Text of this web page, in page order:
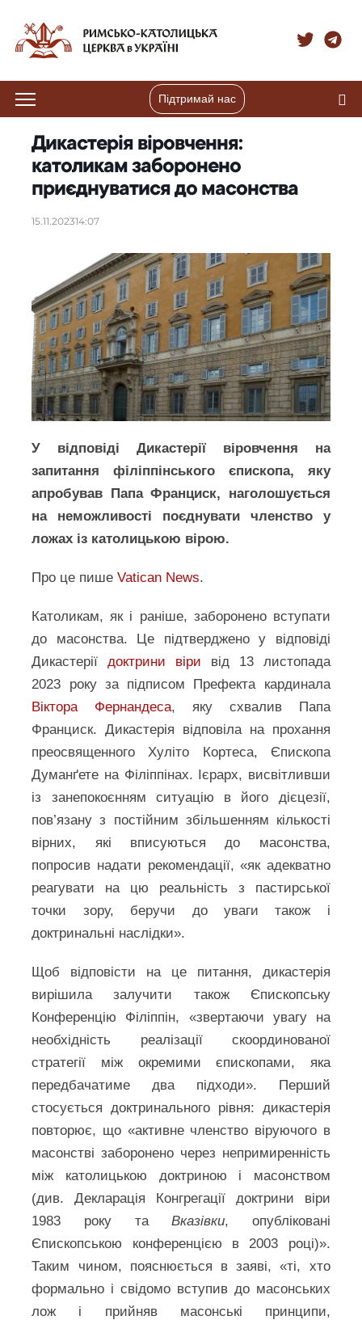
Підтримай нас
Дикастерія віровчення:
католикам заборонено
приєднуватися до масонства
15.11.202314:07
У відповіді Дикастерії віровчення на
запитання філіппінського єпископа, яку
апробував Папа Франциск, наголошується
на неможливості поєднувати членство у
ложах із католицькою вірою.
Про це пишеVatican News.
Католикам, як і раніше, заборонено вступати
до масонства. Це підтверджено у відповіді
Дикастерії доктрини віри від 13 листопада
2023 року за підписом Префекта кардинала
Віктора Фернандеса, яку схвалив Папа
Франциск. Дикастерія відповіла на прохання
преосвященного Хуліто Кортеса, Єпископа
Думанґете на Філіппінах. Ієрарх, висвітливши
із занепокоєнням ситуацію в його дієцезії,
пов’язану з постійним збільшенням кількості
вірних, які вписуються до масонства,
попросив надати рекомендації, «як адекватно
реагувати на цю реальність з пастирської
точки зору, беручи до уваги також і
доктринальні наслідки».
Щоб відповісти на це питання, дикастерія
вирішила залучити також Єпископську
Конференцію Філіппін, «звертаючи увагу на
необхідність реалізації скоординованої
стратегії між окремими єпископами, яка
передбачатиме два підходи». Перший
стосується доктринального рівня: дикастерія
повторює, що «активне членство віруючого в
масонстві заборонено через непримиренність
між католицькою доктриною і масонством
(див. Декларація Конгрегації доктрини віри
1983 року таВказівки, опубліковані
Єпископською конференцією в 2003 році)».
Таким чином, пояснюється в заяві, «ті, хто
формально і свідомо вступив до масонських
лож і прийняв масонські принципи,